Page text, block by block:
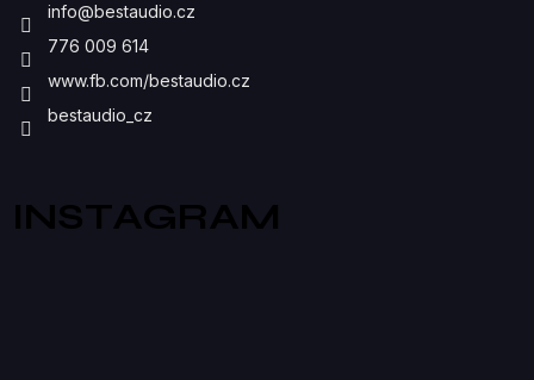
info@bestaudio.cz
776 009 614
www.fb.com/bestaudio.cz
bestaudio_cz
INSTAGRAM